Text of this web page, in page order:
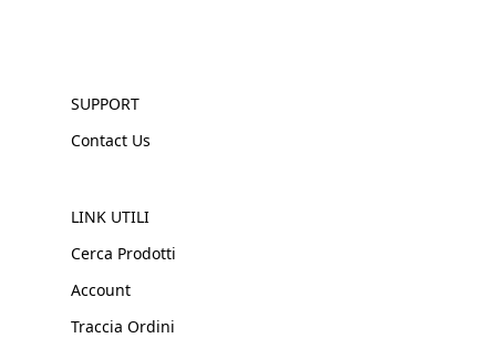
SUPPORT
Contact Us
LINK UTILI
Cerca Prodotti
Account
Traccia Ordini